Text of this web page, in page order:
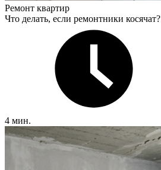
Ремонт квартир
Что делать, если ремонтники косячат?
4 мин.